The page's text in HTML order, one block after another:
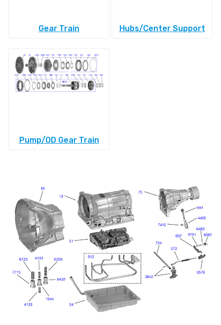
Gear Train Hubs/Center Support
Pump/OD Gear Train